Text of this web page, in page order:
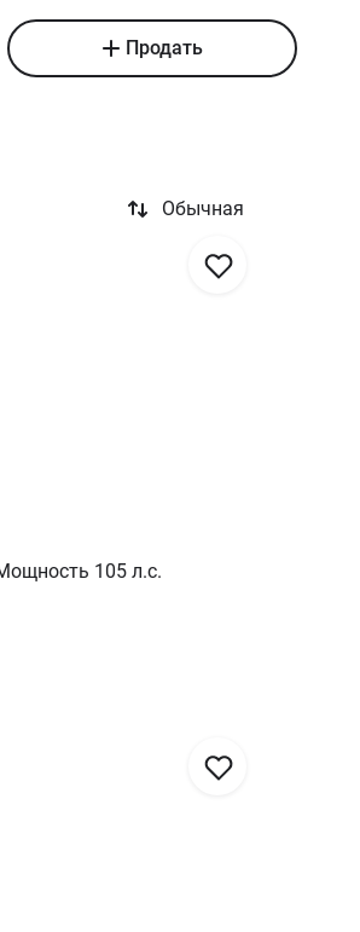
Продать
Обычная
105 л.с.